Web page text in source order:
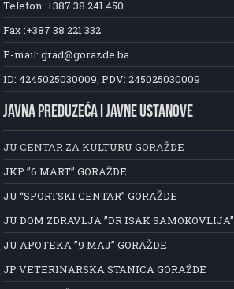
Telefon: +387 38 241 450
Fax :+387 38 221 332
E-mail: grad@gorazde.ba
ID: 4245025030009, PDV: 245025030009
JAVNA PREDUZEĆA I JAVNE USTANOVE
JU CENTAR ZA KULTURU GORAŽDE
JKP ”6 MART” GORAŽDE
JU “SPORTSKI CENTAR” GORAŽDE
JU DOM ZDRAVLJA ”DR ISAK SAMOKOVLIJA”
JU APOTEKA ”9 MAJ” GORAŽDE
JP VETERINARSKA STANICA GORAŽDE